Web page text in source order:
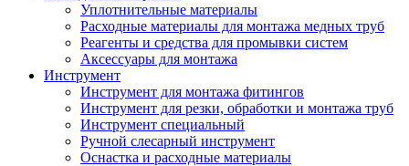
Уплотнительные материалы
Расходные материалы для монтажа медных труб
Реагенты и средства для промывки систем
Аксессуары для монтажа
Инструмент
Инструмент для монтажа фитингов
Инструмент для резки, обработки и монтажа труб
Инструмент специальный
Ручной слесарный инструмент
Оснастка и расходные материалы